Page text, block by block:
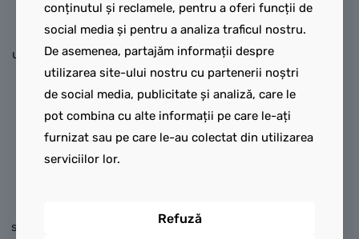
Symbol) pe buzunarul de la
piept, o curea neagră
utilitară și mănuși de culoare
Light Bluish Gray(gri
deschis).
Pe spate prezintă pliurile
costumului de protecție și
continuarea benzii negre a
standard de adult, de culoare
Picioarele:Picioare
standard de adult, turnate
în culoareaDark Blue
(albastru închis). Spre
deosebire de variantele
mai noi (care folosesc
tehnologia Dual-Molded
picioare complet albastre
conținutul și reclamele, pentru a oferi funcții de
social media și pentru a analiza traficul nostru.
De asemenea, partajăm informații despre
utilizarea site-ului nostru cu partenerii noștri
de social media, publicitate și analiză, care le
pot combina cu alte informații pe care le-ați
furnizat sau pe care le-au colectat din utilizarea
serviciilor lor.
Refuză